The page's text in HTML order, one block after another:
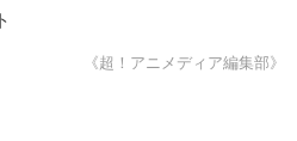
《超！アニメディア編集部》